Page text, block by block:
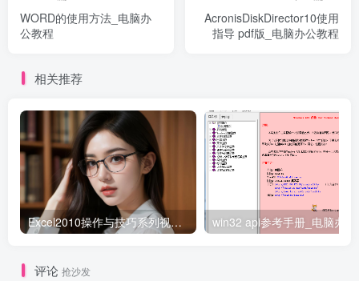
WORD的使用方法_电脑办
公教程
AcronisDiskDirector10使用
指导 pdf版_电脑办公教程
相关推荐
Excel2010操作与技巧系列视频27讲（微软MVP方洁影）_电脑办公教程
评论 抢沙发